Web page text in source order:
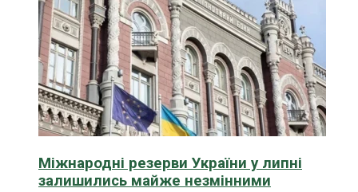
Міжнародні резерви України у липні
залишились майже незмінними